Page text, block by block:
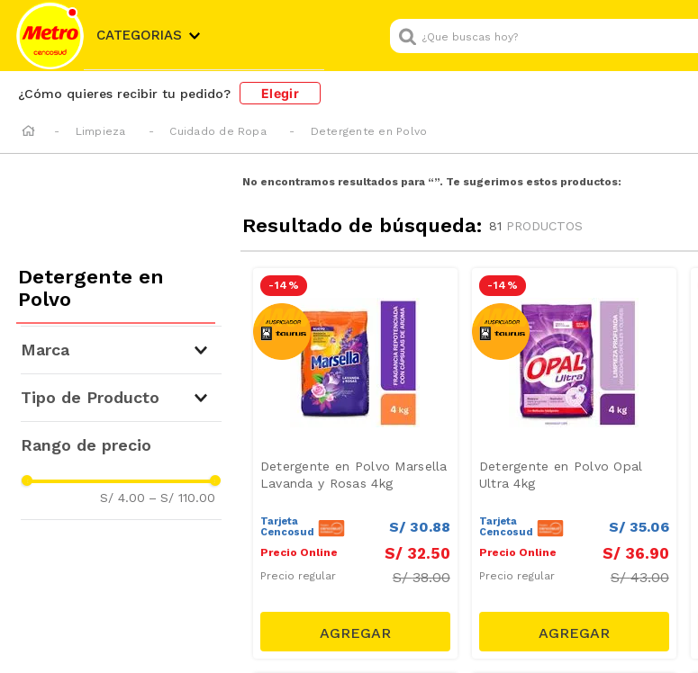
CATEGORIAS
¿Que buscas hoy?
¿Cómo quieres recibir tu pedido? Elegir
Limpieza Cuidado de Ropa Detergente en Polvo
No encontramos resultados para “”. Te sugerimos estos productos:
Resultado de búsqueda: 81 PRODUCTOS
Detergente en
Polvo
Marca
Opal
Ace (9)
7)
Tipo de Producto
Detergentes
S/ 4.00 – S/ 110.00
-14 %
Detergente en Polvo Marsella
Lavanda y Rosas 4kg
Tarjeta
Cencosud
S/ 30.88
Precio Online S/ 32.50
Precio regular S/38.00
-14 %
Detergente en Polvo Opal
Ultra 4kg
Tarjeta
Cencosud
S/ 35.06
Precio Online S/ 36.90
Precio regular S/43.00